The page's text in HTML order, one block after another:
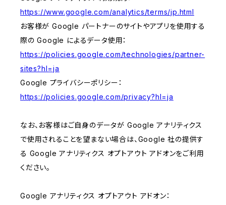
https://www.google.com/analytics/terms/jp.html
お客様が Google パートナーのサイトやアプリを使用する
際の Google によるデータ使用：
https://policies.google.com/technologies/partner-
sites?hl=ja
Google プライバシーポリシー：
https://policies.google.com/privacy?hl=ja
なお、お客様はご自身のデータが Google アナリティクス
で使用されることを望まない場合は、Google 社の提供す
る Google アナリティクス オプトアウト アドオンをご利用
ください。
Google アナリティクス オプトアウト アドオン：